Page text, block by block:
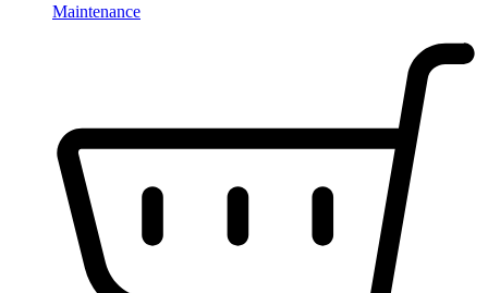
Maintenance